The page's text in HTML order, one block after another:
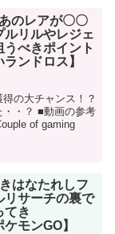
のレアが〇〇
ルリルやレジェ
うべきポイント
ンドロス】
の大チャンス！？
・・？ ■動画の参考
of gaming
はなたれしフ
リサーチの裏で
てき
モンGO】